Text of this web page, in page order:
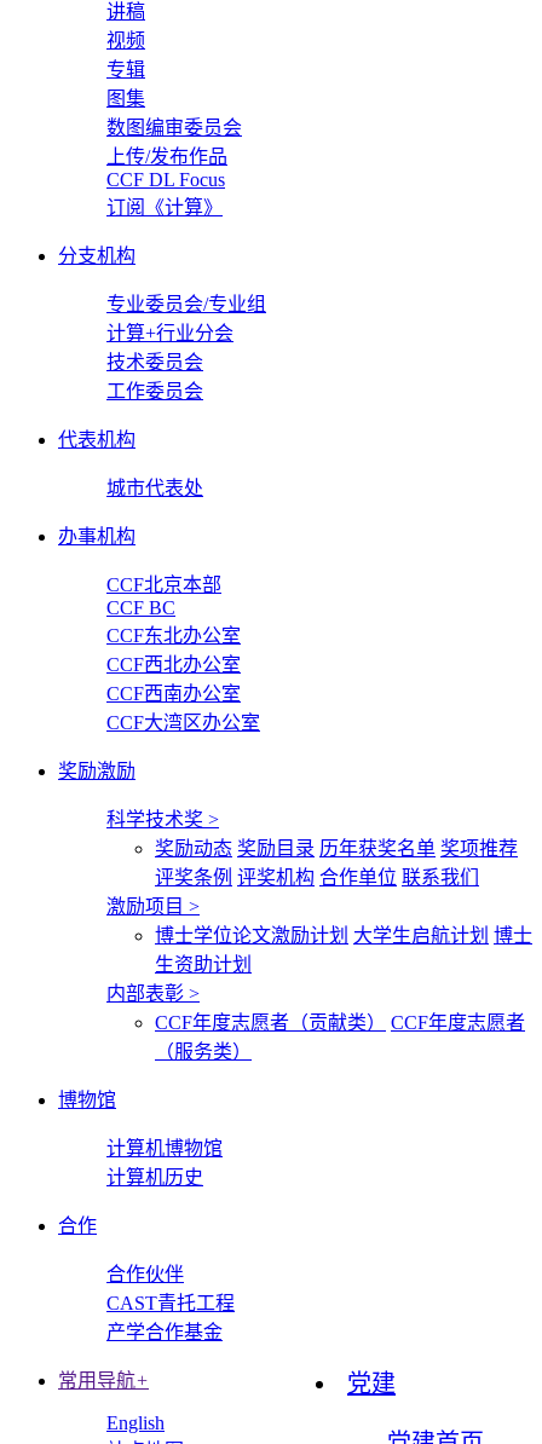
讲稿
视频
专辑
图集
数图编审委员会
上传/发布作品
CCF DL Focus
订阅《计算》
分支机构
专业委员会/专业组
计算+行业分会
技术委员会
工作委员会
代表机构
城市代表处
办事机构
CCF北京本部
CCF BC
CCF东北办公室
CCF西北办公室
CCF西南办公室
CCF大湾区办公室
奖励激励
科学技术奖 >
奖励动态 奖励目录 历年获奖名单 奖项推荐
评奖条例 评奖机构 合作单位 联系我们
激励项目 >
博士学位论文激励计划 大学生启航计划 博士
生资助计划
内部表彰 >
CCF年度志愿者（贡献类）
CCF年度志愿者
（服务类）
博物馆
计算机博物馆
计算机历史
合作
合作伙伴
CAST青托工程
产学合作基金
党建
常用导航+
English